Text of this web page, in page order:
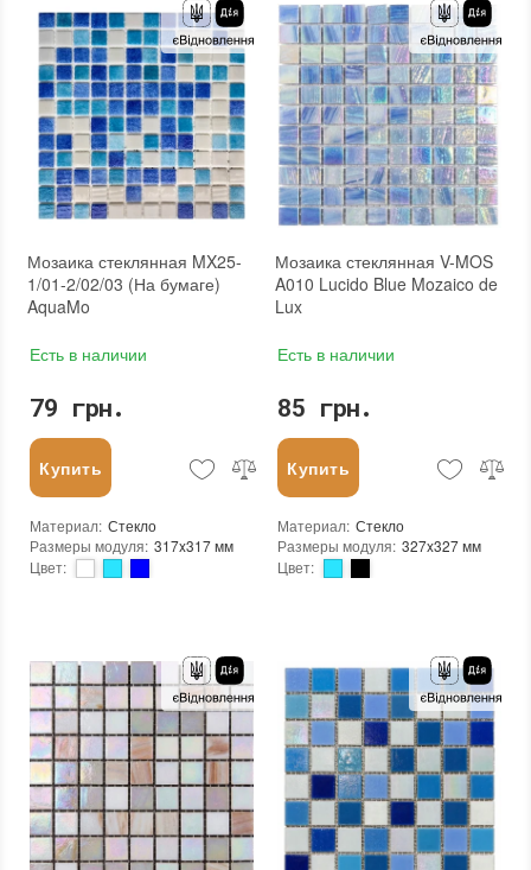
Основа: Сетка
Количество в упаковке: 33 шт.
Вес модуля: 1.04 кг
Размеры чипа: 23x23 мм
Толщина чипа: 4 мм
Площадь модуля: 0,093 м²
Страна производителя: Китай
Бренд: Mozaico de Lux
Тип поверхности: Глянцевая, Неглазурованная
Основа: Сетка
Количество в упаковке: 20 шт.
Вес модуля: 0.94 кг
Размеры чипа: 25x25 мм
Толщина чипа: 4 мм
Площадь модуля: 0,093 м²
Страна производителя: Китай
Бренд: Mozaico de Lux
Тип поверхности: Глянцевая, Неглазурованная
Мозаика стеклянная MX25-
1/01-2/02/03 (На бумаге)
AquaMo
Есть в наличии
79 грн.
Купить
Материал: Стекло
Размеры модуля: 317x317 мм
Цвет:
Края чипа
Округлые
Форма чипа: Квадратная
Вес (брутто): 0.704 кг
Основа: Бумага
Назначение
В интерьере, Для бани, Для бассейна, Для ванной комнаты и туалета, Для гостинной, Для душевой, Для кухни, Для спальни, Для фартука, Для фасада, Для хамама
Вес модуля
0,7 кг
Размеры чипа: 25x25 мм
Толщина чипа: 4 мм
Площадь модуля: 0,1 м²
Страна производителя
Украина
Мозаика стеклянная V-MOS
A010 Lucido Blue Mozaico de
Lux
Есть в наличии
85 грн.
Купить
Материал: Стекло
Размеры модуля: 327x327 мм
Цвет:
Основа: Сетка
Количество в упаковке: 20 шт.
Вес модуля
0.865 кг
Размеры чипа: 15x15 мм
Толщина чипа: 4 мм
Площадь модуля: 0,107 м²
Страна производителя
Китай
Бренд
Mozaico de Lux
Тип поверхности: Глянцевая, Неглазурованная